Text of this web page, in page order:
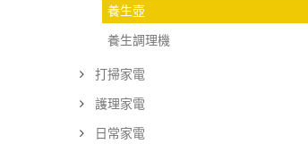
養生壺
養生調理機
打掃家電
護理家電
日常家電